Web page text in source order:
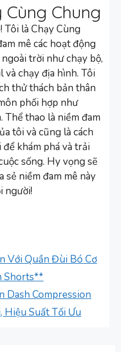
Cùng Chung
Tôi là Chạy Cùng
mê các hoạt động
trời như chạy bộ,
và chạy địa hình. Tôi
thử thách bản thân
phối hợp như
Thể thao là niềm đam
tôi và cũng là cách
khám phá và trải
sống. Hy vọng sẽ
sẻ niềm đam mê này
người!
Với Quần Đùi Bó Cơ
Shorts**
Dash Compression
Hiệu Suất Tối Ưu